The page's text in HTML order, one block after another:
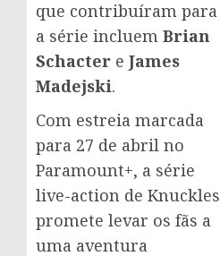
que contribuíram para
a série incluem Brian
Schacter e James
Madejski.
Com estreia marcada
para 27 de abril no
Paramount+, a série
live-action de Knuckles
promete levar os fãs a
uma aventura